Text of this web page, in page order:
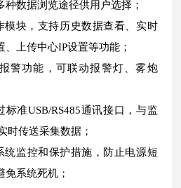
数据浏览途径供用户选择；
模块，支持历史数据查看、实时
上传中心IP设置等功能；
警功能，可联动报警灯、雾炮
准USB/RS485通讯接口，与监
时传送采集数据；
统监控和保护措施，防止电源短
免系统死机；